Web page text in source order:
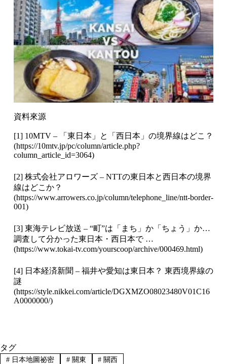
資料來源
[1] 10MTV – 「東日本」と「西日本」の境界線はどこ？
(https://10mtv.jp/pc/column/article.php?
column_article_id=3064)
[2] 株式会社アロワーズ – NTTの東日本と西日本の境界
線はどこか？
(https://www.arrowers.co.jp/column/telephone_line/ntt-border-
001)
[3] 東海テレビ放送 – “町”は「まち」か「ちょう」か…
調査して分かった東日本・西日本で …
(https://www.tokai-tv.com/yourscoop/archive/000469.html)
[4] 日本経済新聞 – 福井や愛知は東日本？ 東西境界線の
謎
(https://style.nikkei.com/article/DGXMZO08023480V01C16
A0000000/)
タグ
#日本地圖祕密 #關東 # 關西